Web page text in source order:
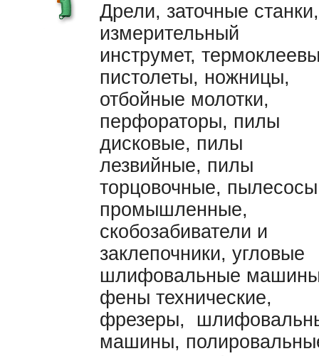
Дрели, заточные станки,
измерительный
инструмет,
пистолеты, ножницы,
отбойные молотки,
перфораторы, пилы
дисковые, пилы
лезвийные, пилы
торцовочные, пылесосы
промышленные,
скобозабиватели и
заклепочники, угловые
шлифовальные
фены технические,
фрезеры,
машины,